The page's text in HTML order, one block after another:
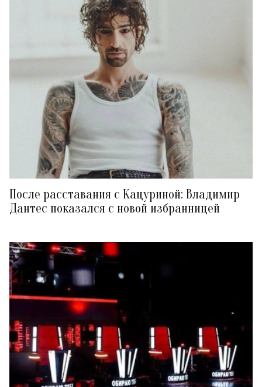
После расставания с Кацуриной: Владимир
Дантес показался с новой избранницей